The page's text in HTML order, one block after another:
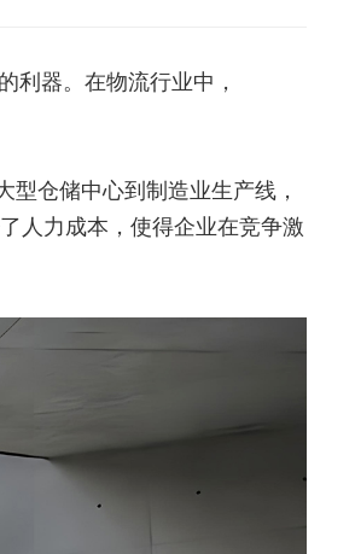
利器。在物流行业中，
仓储中心到制造业生产线，
人力成本，使得企业在竞争激